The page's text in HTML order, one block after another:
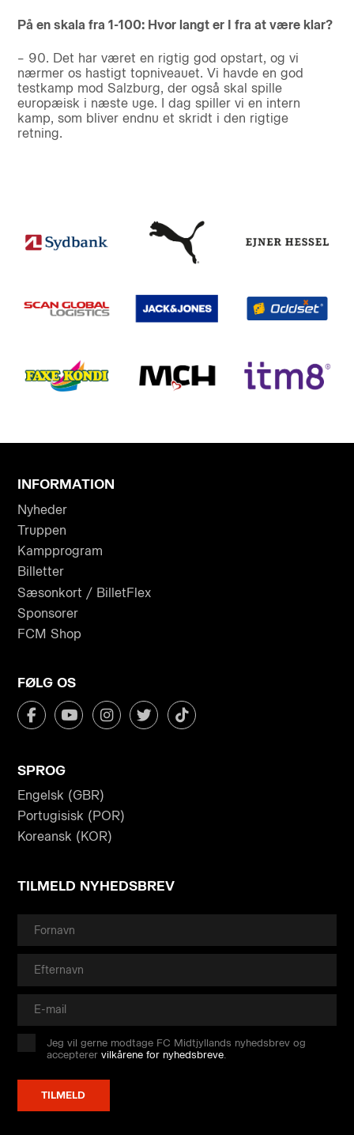
På en skala fra 1-100: Hvor langt er I fra at være klar?
– 90. Det har været en rigtig god opstart, og vi
nærmer os hastigt topniveauet. Vi havde en god
testkamp mod Salzburg, der også skal spille
europæisk i næste uge. I dag spiller vi en intern
kamp, som bliver endnu et skridt i den rigtige
retning.
INFORMATION
Nyheder
Truppen
Kampprogram
Billetter
Sæsonkort / BilletFlex
Sponsorer
FCM Shop
FØLG OS
SPROG
Engelsk (GBR)
Portugisisk (POR)
Koreansk (KOR)
TILMELD NYHEDSBREV
Jeg vil gerne modtage FC Midtjyllands nyhedsbrev og
accepterervilkårene for nyhedsbreve